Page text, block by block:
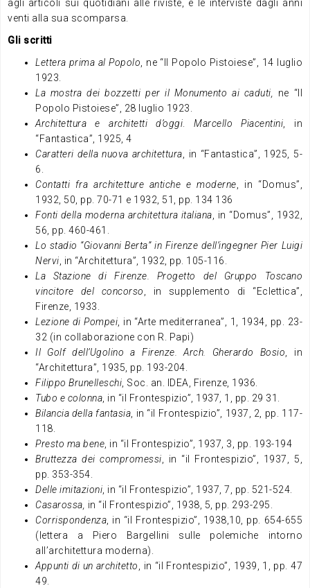
agli articoli sui quotidiani alle riviste, e le interviste dagli anni
venti alla sua scomparsa.
Gli scritti
Lettera prima al Popolo, ne “Il Popolo Pistoiese”, 14 luglio
1923.
La mostra dei bozzetti per il Monumento ai caduti, ne “Il
Popolo Pistoiese”, 28 luglio 1923.
Architettura e architetti d’oggi. Marcello Piacentini, in
“Fantastica”, 1925, 4
Caratteri della nuova architettura, in “Fantastica”, 1925, 5-
6.
Contatti fra architetture antiche e moderne, in “Domus”,
1932, 50, pp. 70-71 e 1932, 51, pp. 134 136
Fonti della moderna architettura italiana, in “Domus”, 1932,
56, pp. 460-461.
Lo stadio “Giovanni Berta” in Firenze dell’ingegner Pier Luigi
Nervi, in “Architettura”, 1932, pp. 105-116.
La Stazione di Firenze. Progetto del Gruppo Toscano
vincitore del concorso, in supplemento di “Eclettica”,
Firenze, 1933.
Lezione di Pompei, in “Arte mediterranea”, 1, 1934, pp. 23-
32 (in collaborazione con R. Papi)
Il Golf dell’Ugolino a Firenze. Arch. Gherardo Bosio, in
“Architettura”, 1935, pp. 193-204.
Filippo Brunelleschi, Soc. an. IDEA, Firenze, 1936.
Tubo e colonna, in “il Frontespizio”, 1937, 1, pp. 29 31.
Bilancia della fantasia, in “il Frontespizio”, 1937, 2, pp. 117-
118.
Presto ma bene, in “il Frontespizio”, 1937, 3, pp. 193-194
Bruttezza dei compromessi, in “il Frontespizio”, 1937, 5,
pp. 353-354.
Delle imitazioni, in “il Frontespizio”, 1937, 7, pp. 521-524.
Casarossa, in “il Frontespizio”, 1938, 5, pp. 293-295.
Corrispondenza, in “il Frontespizio”, 1938,10, pp. 654-655
(lettera a Piero Bargellini sulle polemiche intorno
all’architettura moderna).
Appunti di un architetto, in “il Frontespizio”, 1939, 1, pp. 47
49.